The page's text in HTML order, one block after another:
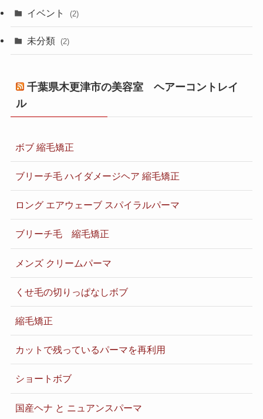
イベント (2)
未分類 (2)
千葉県木更津市の美容室 ヘアーコントレイ
ル
ボブ 縮毛矯正
ブリーチ毛 ハイダメージヘア 縮毛矯正
ロング エアウェーブ スパイラルパーマ
ブリーチ毛 縮毛矯正
メンズ クリームパーマ
くせ毛の切りっぱなしボブ
縮毛矯正
カットで残っているパーマを再利用
ショートボブ
国産ヘナ と ニュアンスパーマ